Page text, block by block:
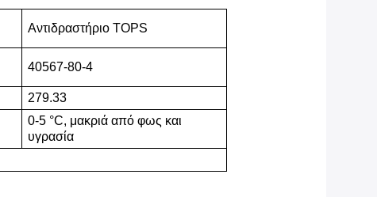
Αντιδραστήριο TOPS
40567-80-4
279.33
0-5 °C, μακριά από φως και
υγρασία